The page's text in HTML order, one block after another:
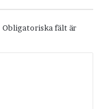
Obligatoriska fält är